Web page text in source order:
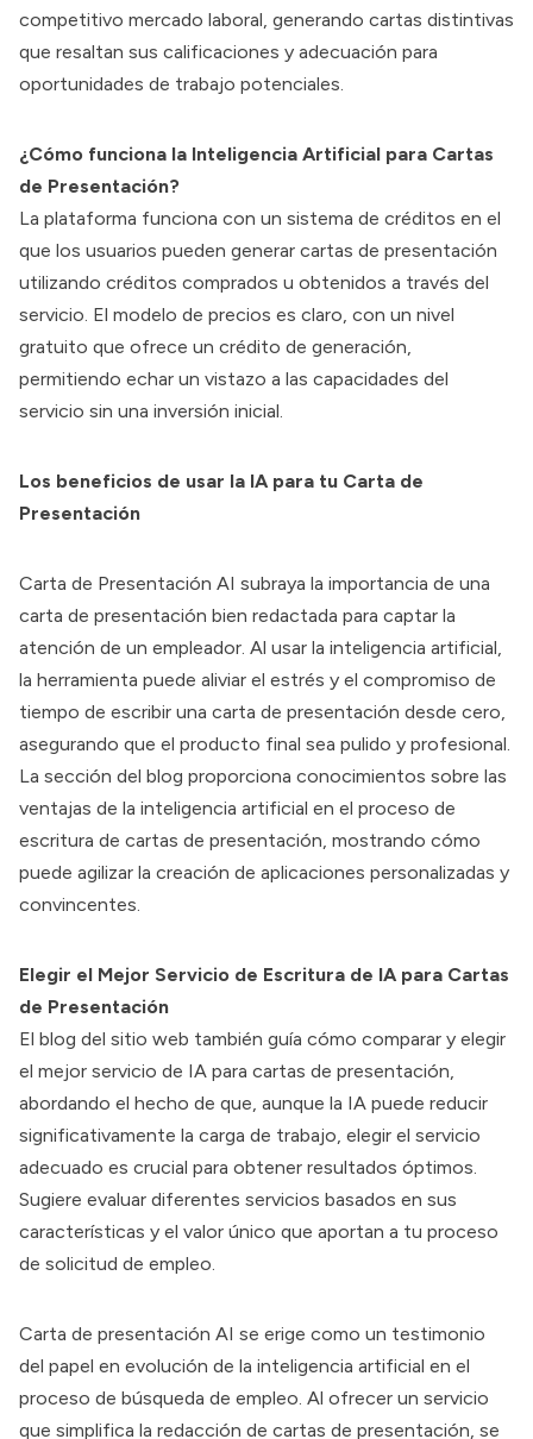
competitivo mercado laboral, generando cartas distintivas
que resaltan sus calificaciones y adecuación para
oportunidades de trabajo potenciales.
¿Cómo funciona la Inteligencia Artificial para Cartas
de Presentación?
La plataforma funciona con un sistema de créditos en el
que los usuarios pueden generar cartas de presentación
utilizando créditos comprados u obtenidos a través del
servicio. El modelo de precios es claro, con un nivel
gratuito que ofrece un crédito de generación,
permitiendo echar un vistazo a las capacidades del
servicio sin una inversión inicial.
Los beneficios de usar la IA para tu Carta de
Presentación
Carta de Presentación AI subraya la importancia de una
carta de presentación bien redactada para captar la
atención de un empleador. Al usar la inteligencia artificial,
la herramienta puede aliviar el estrés y el compromiso de
tiempo de escribir una carta de presentación desde cero,
asegurando que el producto final sea pulido y profesional.
La sección del blog proporciona conocimientos sobre las
ventajas de la inteligencia artificial en el proceso de
escritura de cartas de presentación, mostrando cómo
puede agilizar la creación de aplicaciones personalizadas y
convincentes.
Elegir el Mejor Servicio de Escritura de IA para Cartas
de Presentación
El blog del sitio web también guía cómo comparar y elegir
el mejor servicio de IA para cartas de presentación,
abordando el hecho de que, aunque la IA puede reducir
significativamente la carga de trabajo, elegir el servicio
adecuado es crucial para obtener resultados óptimos.
Sugiere evaluar diferentes servicios basados en sus
características y el valor único que aportan a tu proceso
de solicitud de empleo.
Carta de presentación AI se erige como un testimonio
del papel en evolución de la inteligencia artificial en el
proceso de búsqueda de empleo. Al ofrecer un servicio
que simplifica la redacción de cartas de presentación, se